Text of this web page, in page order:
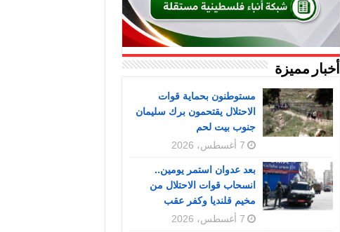
أخبار مميزة
مستوطنون بحماية قوات
الاحتلال يقتحمون برك سليمان
جنوب بيت لحم
7 أغسطس، 2026
بعد عدوان استمر يومين..
انسحاب قوات الاحتلال من
مخيم قلنديا وكفر عقب
7 أغسطس، 2026